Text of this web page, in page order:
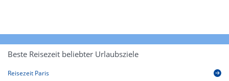
Beste Reisezeit beliebter Urlaubsziele
Reisezeit Paris